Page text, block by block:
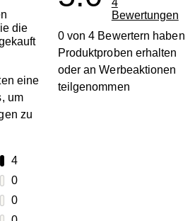
die
eine
um
zu
4
4 Bewertungen mit 5 Sternen.
0
0 Bewertungen mit 4 Sternen.
0
0 Bewertungen mit 3 Sternen.
4
Bewertungen
0 von 4 Bewertern haben
Produktproben erhalten
oder an Werbeaktionen
teilgenommen